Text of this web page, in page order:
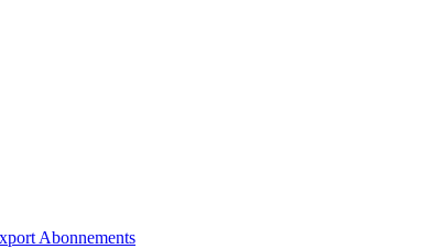
Abonnements